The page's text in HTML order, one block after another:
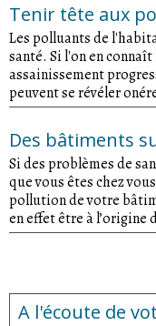
Tenir tête aux
Les polluants de
santé. Si l'on en
assainissement
peuvent se révéler
Des bâtiments
Si des problèmes de
que vous êtes chez
pollution de votre
en effet être à
A l'écoute de